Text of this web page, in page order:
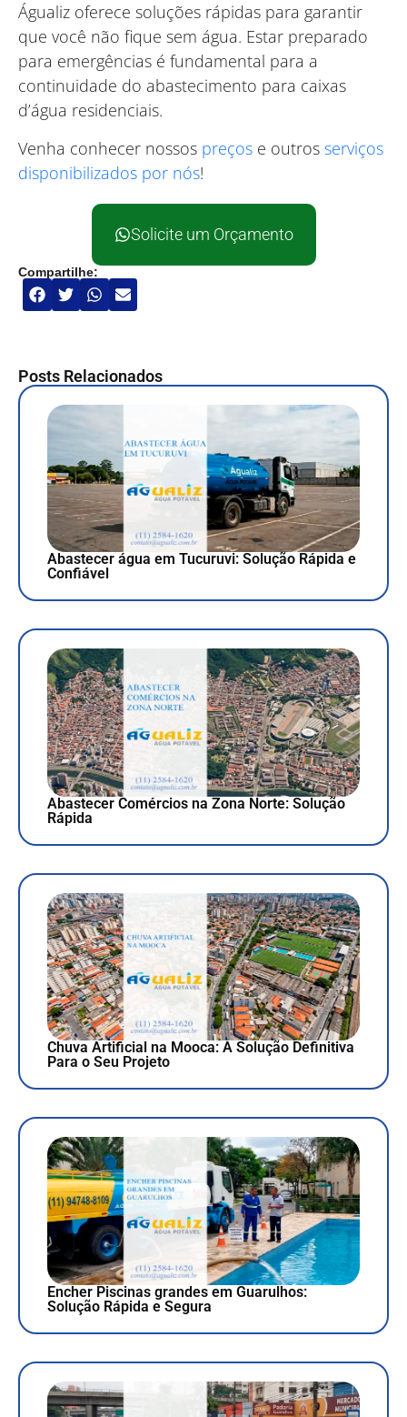
Águaliz oferece soluções rápidas para garantir
que você não fique sem água. Estar preparado
para emergências é fundamental para a
continuidade do abastecimento para caixas
d’água residenciais.
Venha conhecer nossos preços e outros serviços
disponibilizados por nós!
Solicite um Orçamento
Compartilhe:
Posts Relacionados
Abastecer água em Tucuruvi: Solução Rápida e
Confiável
Abastecer Comércios na Zona Norte: Solução
Rápida
Chuva Artificial na Mooca: A Solução Definitiva
Para o Seu Projeto
Encher Piscinas grandes em Guarulhos:
Solução Rápida e Segura